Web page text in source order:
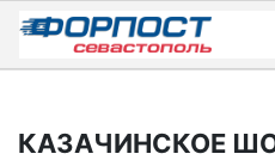
Skip
content
КАЗАЧИНСКОЕ